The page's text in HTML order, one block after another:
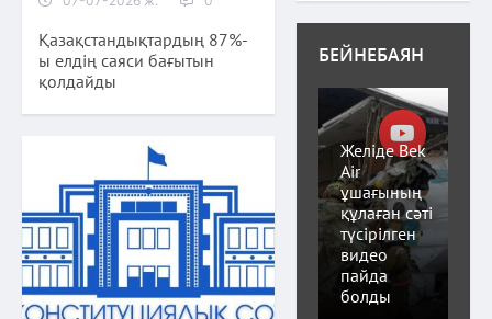
Қазақстандықтардың 87%-
ы елдің саяси бағытын
қолдайды
БЕЙНЕБАЯН
Желіде Bek
Air
ұшағының
құлаған сәті
түсірілген
видео
пайда
болды